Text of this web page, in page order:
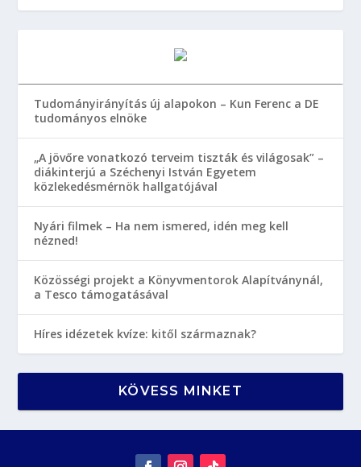
Tudományirányítás új alapokon – Kun Ferenc a DE
tudományos elnöke
„A jövőre vonatkozó terveim tiszták és világosak” –
diákinterjú a Széchenyi István Egyetem
közlekedésmérnök hallgatójával
Nyári filmek – Ha nem ismered, idén meg kell
nézned!
Közösségi projekt a Könyvmentorok Alapítványnál,
a Tesco támogatásával
Híres idézetek kvíze: kitől származnak?
KÖVESS MINKET